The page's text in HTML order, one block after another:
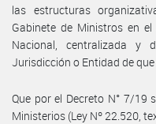
las estructuras
Gabinete de Ministros en
Nacional, centralizada y
Jurisdicción o Entidad de que
Que por el Decreto N° 7/19
Ministerios (Ley Nº 22.520,